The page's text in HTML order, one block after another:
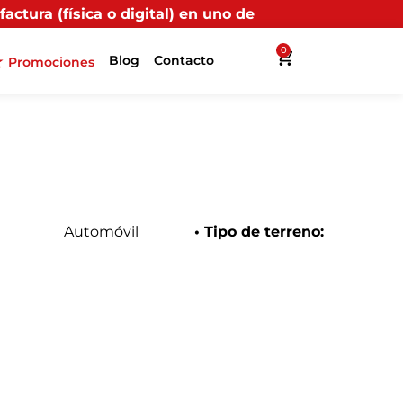
uno de nuestros puntos propios, recibirás más
Promociones Blog Contacto
0
Automóvil • Tipo de terreno: